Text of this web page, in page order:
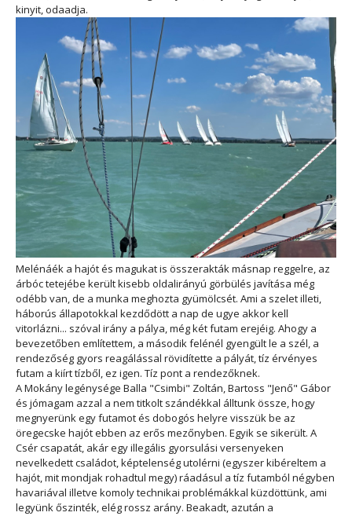
kinyit, odaadja.
Melénáék a hajót és magukat is összerakták másnap reggelre, az
árbóc tetejébe került kisebb oldalirányú görbülés javítása még
odébb van, de a munka meghozta gyümölcsét. Ami a szelet illeti,
háborús állapotokkal kezdődött a nap de ugye akkor kell
vitorlázni... szóval irány a pálya, még két futam erejéig. Ahogy a
bevezetőben említettem, a második felénél gyengült le a szél, a
rendezőség gyors reagálással rövidítette a pályát, tíz érvényes
futam a kiírt tízből, ez igen. Tíz pont a rendezőknek.
A Mokány legénysége Balla "Csimbi" Zoltán, Bartoss "Jenő" Gábor
és jómagam azzal a nem titkolt szándékkal álltunk össze, hogy
megnyerünk egy futamot és dobogós helyre visszük be az
öregecske hajót ebben az erős mezőnyben. Egyik se sikerült. A
Csér csapatát, akár egy illegális gyorsulási versenyeken
nevelkedett családot, képtelenség utolérni (egyszer kibéreltem a
hajót, mit mondjak rohadtul megy) ráadásul a tíz futamból négyben
havariával illetve komoly technikai problémákkal küzdöttünk, ami
legyünk őszinték, elég rossz arány. Beakadt, azután a